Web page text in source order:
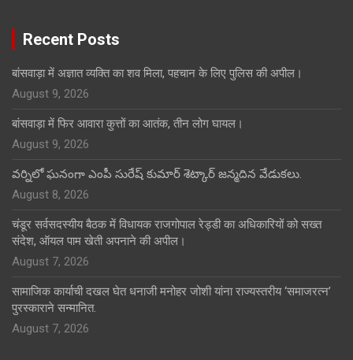
Recent Posts
बांसवाड़ा में अज्ञात व्यक्ति का शव मिला, पहचान के लिए पुलिस की अपील।
August 9, 2026
बांसवाड़ा में फिर आवारा कुत्तों का आतंक, तीन लोग घायल।
August 9, 2026
వర్నిలో ఘనంగా ఎంపీ సురేష్ కుమార్ శెట్కార్ జన్మదిన వేడుకలు.
August 8, 2026
चंडूर सर्वसदस्यीय बैठक में विधायक राजगोपाल रेड्डी का अधिकारियों को सख्त
संदेश, ऑयल पाम खेती अपनाने की अपील।
August 7, 2026
सामाजिक कार्याची दखल घेत धनाजी मनोहर जोशी यांना राज्यस्तरीय ‘समाजरत्न’
पुरस्काराने सन्मानित.
August 7, 2026